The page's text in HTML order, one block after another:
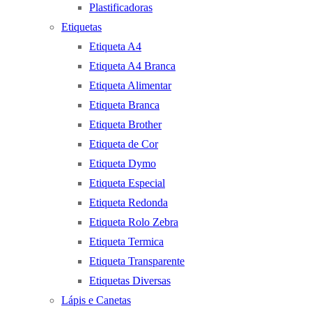
Plastificadoras
Etiquetas
Etiqueta A4
Etiqueta A4 Branca
Etiqueta Alimentar
Etiqueta Branca
Etiqueta Brother
Etiqueta de Cor
Etiqueta Dymo
Etiqueta Especial
Etiqueta Redonda
Etiqueta Rolo Zebra
Etiqueta Termica
Etiqueta Transparente
Etiquetas Diversas
Lápis e Canetas